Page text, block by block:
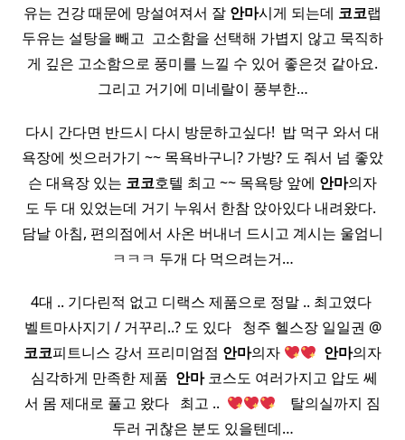
유는 건강 때문에 망설여져서 잘 안마시게 되는데 코코랩
두유는 설탕을 빼고 ​ 고소함을 선택해 가볍지 않고 묵직하
게 깊은 고소함으로 풍미를 느낄 수 있어 좋은것 같아요.
그리고 거기에 미네랄이 풍부한…
다시 간다면 반드시 다시 방문하고싶다! ​ 밥 먹구 와서 대
욕장에 씻으러가기 ~~ 목욕바구니? 가방? 도 줘서 넘 좋았
슨 대욕장 있는 코코호텔 최고 ~~ 목욕탕 앞에 안마의자
도 두 대 있었는데 거기 누워서 한참 앉아있다 내려왔다. ​
담날 아침, 편의점에서 사온 버내너 드시고 계시는 울엄니
ㅋㅋㅋ 두개 다 먹으려는거…
4대 .. 기다린적 없고 디랙스 제품으로 정말 .. 최고였다 ​
벨트마사지기 / 거꾸리..? 도 있다 ​ ​ 청주 헬스장 일일권 @
코코피트니스 강서 프리미엄점 안마의자 안마의자
​ 심각하게 만족한 제품 ​ 안마코스도 여러가지고 압도 쎄
서 몸 제대로 풀고 왔다 ​ ​ 최고 .. ​
​ ​ ​ 탈의실까지 짐
두러 귀찮은 분도 있을텐데…